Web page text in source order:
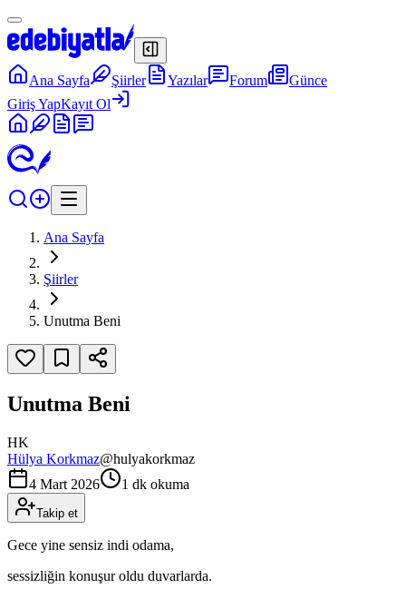
Ana Sayfa Şiirler Yazılar Forum
Günce
Giriş YapKayıt Ol
Ana Sayfa
Şiirler
Unutma Beni
Unutma Beni
HK
Hülya Korkmaz@hulyakorkmaz
4 Mart 2026
1 dk okuma
Takip et
Gece yine sensiz indi odama,
sessizliğin konuşur oldu duvarlarda.